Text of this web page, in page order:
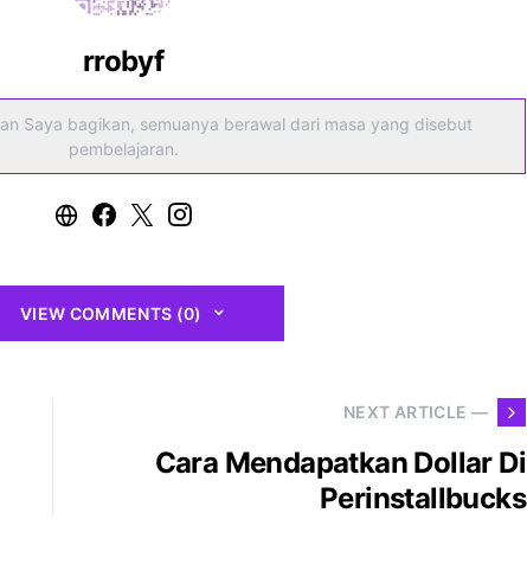
rrobyf
Saya bagikan, semuanya berawal dari masa yang disebut
pembelajaran.
VIEW COMMENTS (0)
NEXT ARTICLE —
Cara Mendapatkan Dollar Di
Perinstallbucks